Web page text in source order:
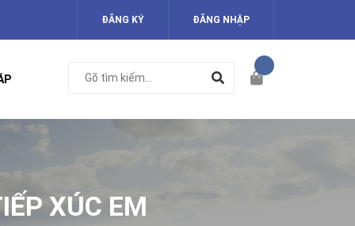
ĐĂNG KÝ ĐĂNG NHẬP
XÚC EM